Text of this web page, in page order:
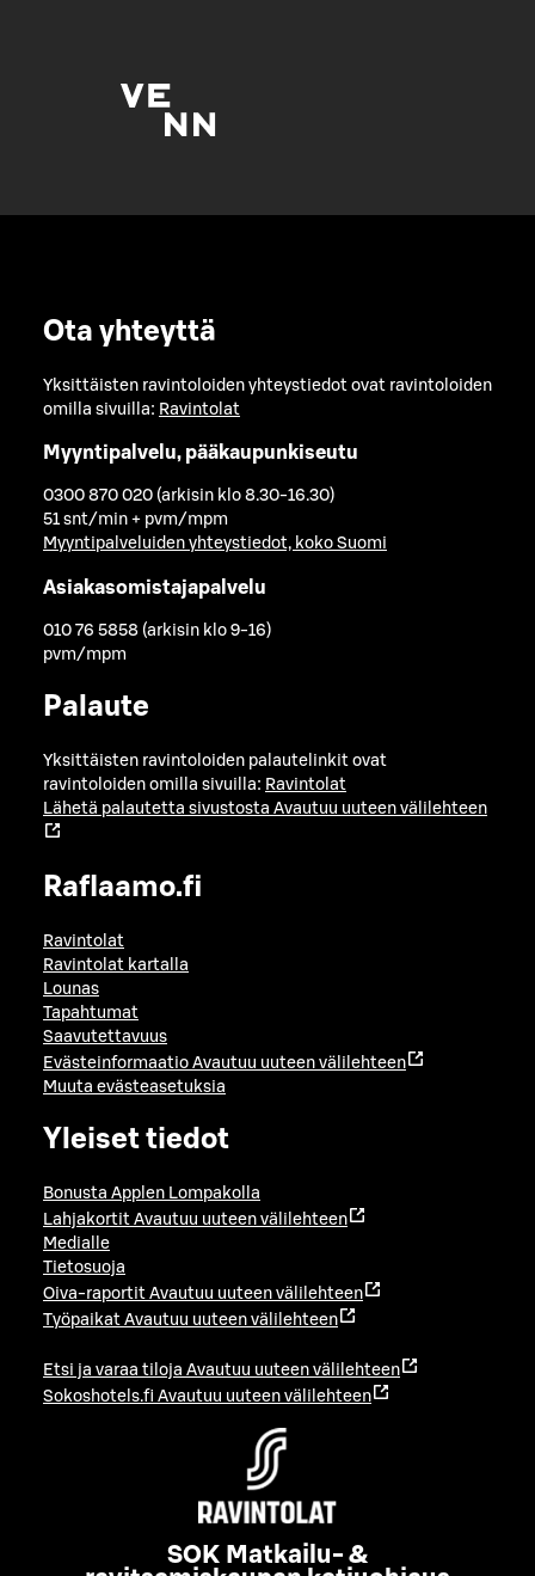
Ota yhteyttä
Yksittäisten ravintoloiden yhteystiedot ovat ravintoloiden
omilla sivuilla: Ravintolat
Myyntipalvelu, pääkaupunkiseutu
0300 870 020 (arkisin klo 8.30-16.30)
51 snt/min + pvm/mpm
Myyntipalveluiden yhteystiedot, koko Suomi
Asiakasomistajapalvelu
010 76 5858 (arkisin klo 9-16)
pvm/mpm
Palaute
Yksittäisten ravintoloiden palautelinkit ovat
ravintoloiden omilla sivuilla: Ravintolat
Lähetä palautetta sivustosta Avautuu uuteen välilehteen
Raflaamo.fi
Ravintolat
Ravintolat kartalla
Lounas
Tapahtumat
Saavutettavuus
Evästeinformaatio Avautuu uuteen välilehteen
Muuta evästeasetuksia
Yleiset tiedot
Bonusta Applen Lompakolla
Lahjakortit Avautuu uuteen välilehteen
Medialle
Tietosuoja
Oiva-raportit Avautuu uuteen välilehteen
Työpaikat Avautuu uuteen välilehteen
Etsi ja varaa tiloja Avautuu uuteen välilehteen
Sokoshotels.fi Avautuu uuteen välilehteen
SOK Matkailu- &